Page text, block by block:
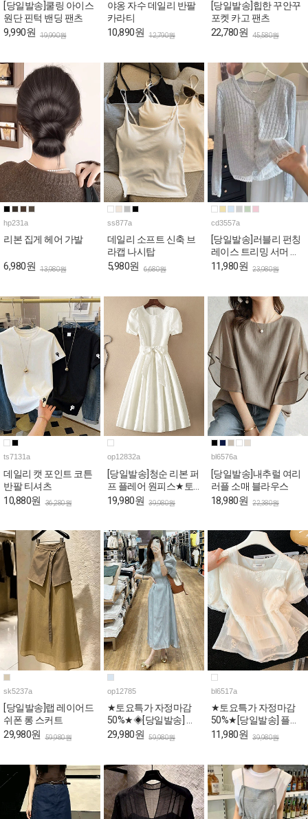
[당일발송]쿨링 아이스
원단 핀턱 밴딩 팬츠
9,990원 19,990원
야옹 자수 데일리 반팔
카라티
10,890원 12,790원
[당일발송]힙한 꾸안꾸
포켓 카고 팬츠
22,780원 45,580원
hp231a
리본 집게 헤어 가발
6,980원 13,980원
ss877a
데일리 소프트 신축 브
라캡 나시탑
5,980원 6,680원
cd3557a
[당일발송]러블리 펀칭
레이스 트리밍 서머 가
디건
11,980원 23,980원
ts7131a
데일리 캣 포인트 코튼
반팔 티셔츠
10,880원 36,280원
op12832a
[당일발송]청순 리본 퍼
프 플레어 원피스★토
요특가 자정마감
19,980원 39,980원
bl6576a
[당일발송]내추럴 여리
러플 소매 블라우스
18,980원 22,380원
sk5237a
[당일발송]랩 레이어드
쉬폰 롱 스커트
29,980원 59,980원
op12785
★토요특가 자정마감
50%★◈[당일발송] 스
퀘어넥 스카이 퍼프 롱
29,980원 59,980원
bl6517a
★토요특가 자정마감
50%★[당일발송] 플라
워 자수 스퀘어 퍼프 페
11,980원 39,980원